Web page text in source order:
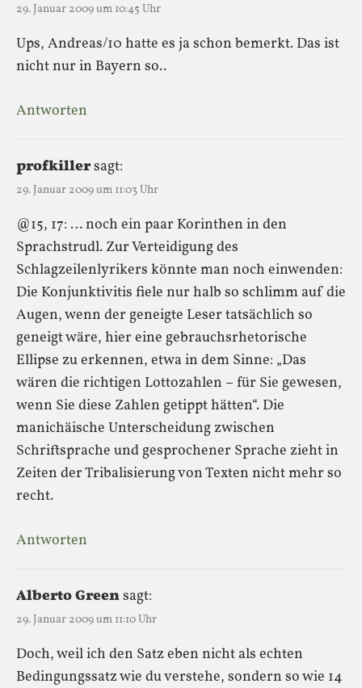
29. Januar 2009 um 10:45 Uhr
Ups, Andreas/10 hatte es ja schon bemerkt. Das ist
nicht nur in Bayern so..
Antworten
profkillersagt:
29. Januar 2009 um 11:03 Uhr
@15, 17: … noch ein paar Korinthen in den
Sprachstrudl. Zur Verteidigung des
Schlagzeilenlyrikers könnte man noch einwenden:
Die Konjunktivitis fiele nur halb so schlimm auf die
Augen, wenn der geneigte Leser tatsächlich so
geneigt wäre, hier eine gebrauchsrhetorische
Ellipse zu erkennen, etwa in dem Sinne: „Das
wären die richtigen Lottozahlen – für Sie gewesen,
wenn Sie diese Zahlen getippt hätten“. Die
manichäische Unterscheidung zwischen
Schriftsprache und gesprochener Sprache zieht in
Zeiten der Tribalisierung von Texten nicht mehr so
recht.
Antworten
Alberto Greensagt:
29. Januar 2009 um 11:10 Uhr
Doch, weil ich den Satz eben nicht als echten
Bedingungssatz wie du verstehe, sondern so wie 14